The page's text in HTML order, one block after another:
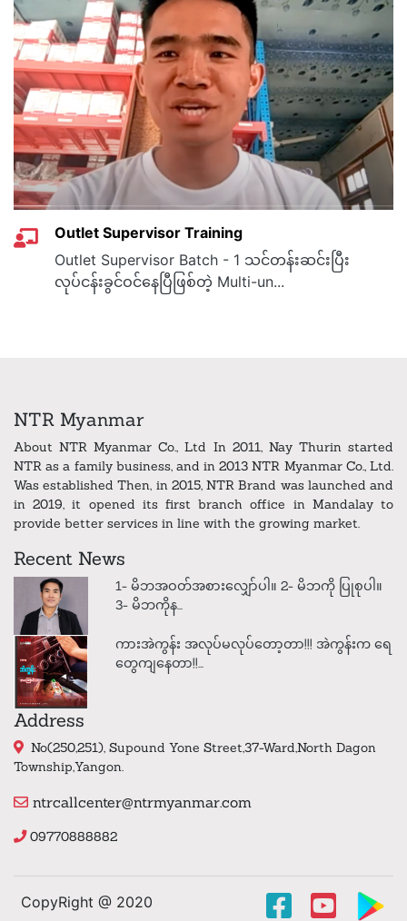
Outlet Supervisor Training
Outlet Supervisor Batch - 1 သင်တန်းဆင်းပြီး
လုပ်ငန်းခွင်ဝင်နေပြီဖြစ်တဲ့ Multi-un...
NTR Myanmar
About NTR Myanmar Co., Ltd In 2011, Nay Thurin started
NTR as a family business, and in 2013 NTR Myanmar Co., Ltd.
Was established Then, in 2015, NTR Brand was launched and
in 2019, it opened its first branch office in Mandalay to
provide better services in line with the growing market.
Recent News
1- မိဘအဝတ်အစားလျှော်ပါ။ 2- မိဘကို ပြုစုပါ။
3- မိဘကိုန...
ကားအဲကွန်း အလုပ်မလုပ်‌တော့တာ!!! အဲကွန်းက ရေ
တွေကျနေတာ!!...
Address
No(250,251), Supound Yone Street,37-Ward,North Dagon
Township,Yangon.
ntrcallcenter@ntrmyanmar.com
09770888882
CopyRight @ 2020